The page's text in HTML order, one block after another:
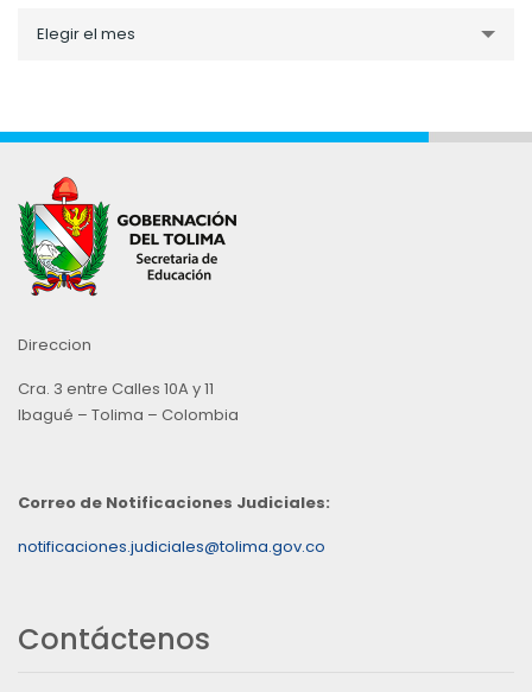
porElegir el mes
Direccion
Cra. 3 entre Calles 10A y 11
Ibagué – Tolima – Colombia
Correo de Notificaciones Judiciales:
notificaciones.judiciales@tolima.gov.co
Contáctenos